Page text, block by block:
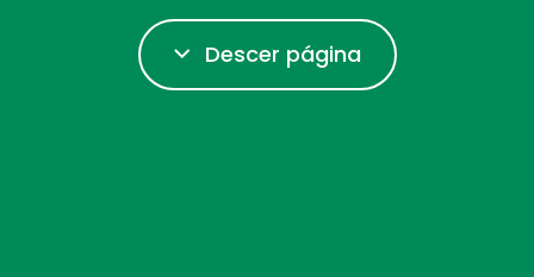
Descer página